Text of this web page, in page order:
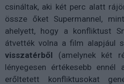
csináltak, aki két perc alatt
össze őket Supermannel,
ahelyett, hogy a konfliktust
átvették volna a film alapjául
visszatérből (amelynek két
lényegesen értékesebb ennél
erőltetett konfliktusokat